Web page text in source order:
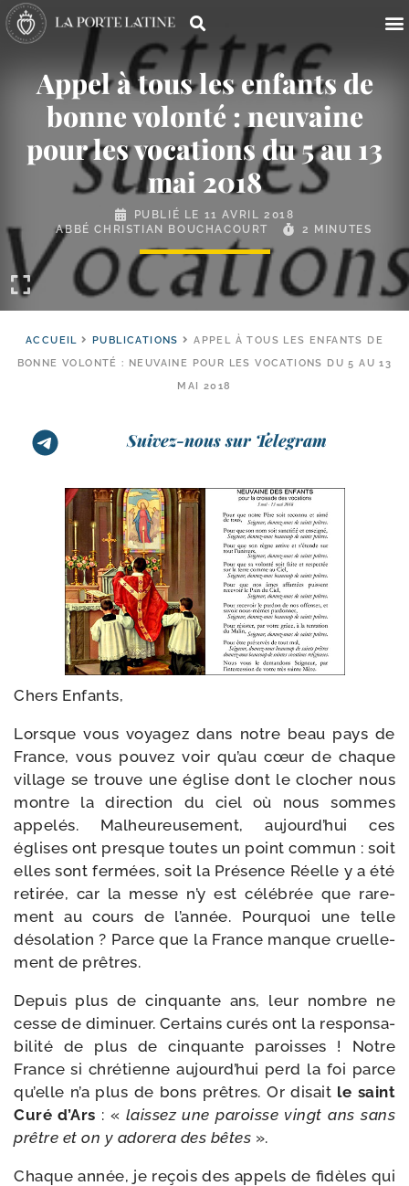
Appel à tous les enfants de
bonne volonté : neuvaine
pour les vocations du 5 au 13
mai 2018
PUBLIÉ LE 11 AVRIL 2018
ABBÉ CHRISTIAN BOUCHACOURT
2 MINUTES
ACCUEIL PUBLICATIONS
APPEL À TOUS LES ENFANTS DE
BONNE VOLONTÉ : NEUVAINE POUR LES VOCATIONS DU 5 AU 13
MAI 2018
Suivez-nous sur Telegram
Chers Enfants,
Lorsque vous voya­gez dans notre beau pays de
France, vous pou­vez voir qu’au cœur de chaque
vil­lage se trouve une église dont le clo­cher nous
montre la direc­tion du ciel où nous sommes
appe­lés. Malheureusement, aujourd’hui ces
églises ont presque toutes un point com­mun : soit
elles sont fer­mées, soit la Présence Réelle y a été
reti­rée, car la messe n’y est célé­brée que rare­
ment au cours de l’année. Pourquoi une telle
déso­la­tion ? Parce que la France manque cruel­le­
ment de prêtres.
Depuis plus de cin­quante ans, leur nombre ne
cesse de dimi­nuer. Certains curés ont la res­pon­sa­
bi­li­té de plus de cin­quante paroisses ! Notre
France si chré­tienne aujourd’hui perd la foi parce
qu’elle n’a plus de bons prêtres. Or disait le saint
Curé d’Ars : « lais­sez une paroisse vingt ans sans
prêtre et on y ado­re­ra des bêtes ».
Chaque année, je reçois des appels de fidèles qui